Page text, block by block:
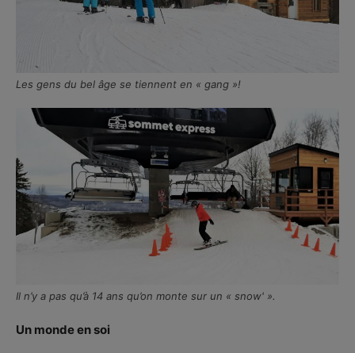
Les gens du bel âge se tiennent en « gang »!
Il n’y a pas qu’à 14 ans qu’on monte sur un « snow' ».
Un monde en soi